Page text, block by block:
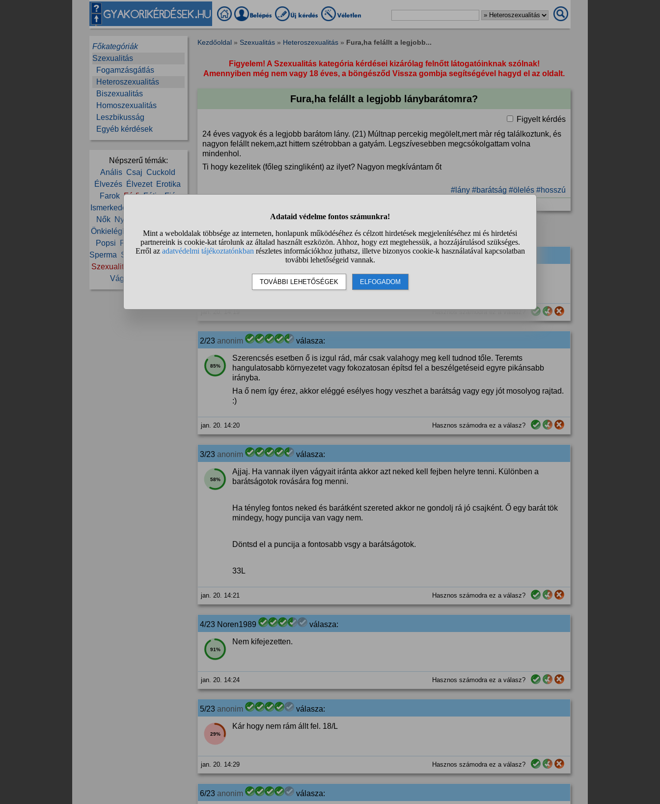
Főkategóriák
Szexualitás
Fogamzásgátlás
Heteroszexualitás
Biszexualitás
Homoszexualitás
Leszbikusság
Egyéb kérdések
Népszerű témák:
Anális Csaj Cuckold
Élvezés Élvezet Erotika
Farok Férfi Fétis Fiú
Ismerkedés
Nők Nyalás
Önkielégítés
Párkapcsolat
Popsi
Pornó Prostituált
Sperma Szeretkezés Szex
Szexualitás
Vágy
Kezdőoldal » Szexualitás » Heteroszexualitás » Fura,ha felállt a legjobb...
Figyelem! A Szexualitás kategória kérdései kizárólag felnőtt látogatóinknak szólnak!
Amennyiben még nem vagy 18 éves, a böngésződ Vissza gombja segítségével hagyd el az oldalt.
Fura,ha felállt a legjobb lánybarátomra?
Figyelt kérdés
24 éves vagyok és a legjobb barátom lány. (21) Múltnap percekig megölelt,mert màr rég találkoztunk, és
nagyon felállt nekem,azt hittem szétrobban a gatyám. Legszívesebben megcsókolgattam volna
mindenhol.
Ti hogy kezelitek (főleg szingliként) az ilyet? Nagyon megkívántam őt
#lány #barátság #ölelés #hosszú
❯
1/23anonim válasza:
Ha homo vagy akkor igen
2/23 anonim válasza:
85%
Szerencsés esetben ő is izgul rád, már csak valahogy meg kell tudnod tőle. Teremts
hangulatosabb környezetet vagy fokozatosan építsd fel a beszélgetéseid egyre pikánsabb
irányba.
Ha ő nem így érez, akkor eléggé esélyes hogy veszhet a barátság vagy egy jót mosolyog rajtad.
:)
jan. 20. 14:20 Hasznos számodra ez a válasz?
3/23 anonim válasza:
58%
Ajjaj. Ha vannak ilyen vágyait iránta akkor azt neked kell fejben helyre tenni. Különben a
barátságotok rovására fog menni.
Ha tényleg fontos neked és barátként szereted akkor ne gondolj rá jó csajként. Ő egy barát tök
mindegy, hogy puncija van vagy nem.
Döntsd el a puncija a fontosabb vsgy a barátságotok.
33L
jan. 20. 14:21 Hasznos számodra ez a válasz?
4/23 Noren1989 válasza:
91%
Nem kifejezetten.
jan. 20. 14:24 Hasznos számodra ez a válasz?
5/23 anonim válasza:
29%
Kár hogy nem rám állt fel. 18/L
jan. 20. 14:29 Hasznos számodra ez a válasz?
6/23 anonim válasza: